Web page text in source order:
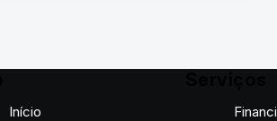
Início